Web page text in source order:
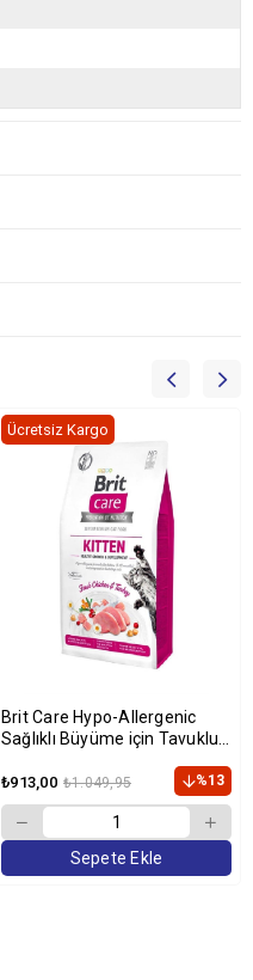
Brit Care Hypo-Allergenic
Sağlıklı Büyüme için Tavuklu
Maması 2kg
₺913,00 ₺1.049,95 %13
Ücretsiz Kargo
Sepete Ekle